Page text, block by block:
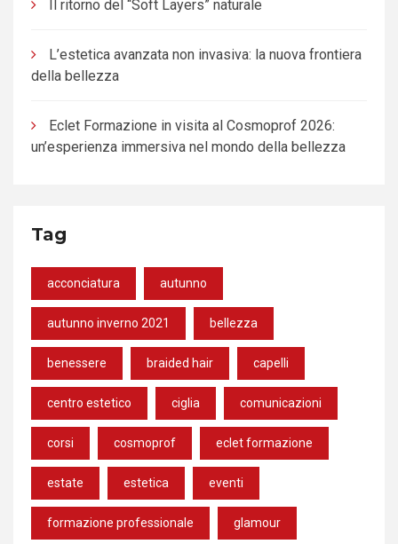
Il ritorno del “Soft Layers” naturale
L’estetica avanzata non invasiva: la nuova frontiera
della bellezza
Eclet Formazione in visita al Cosmoprof 2026:
un’esperienza immersiva nel mondo della bellezza
Tag
acconciatura autunno
autunno inverno 2021 bellezza
benessere braided hair capelli
centro estetico ciglia comunicazioni
corsi cosmoprof eclet formazione
estate estetica eventi
formazione professionale glamour